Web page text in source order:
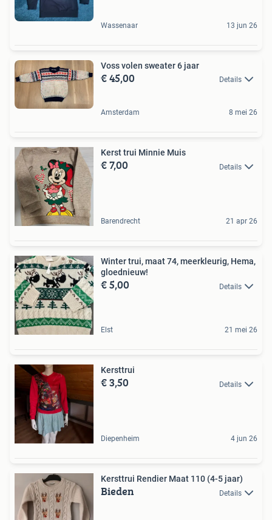
Wassenaar 13 jun 26
Voss volen sweater 6 jaar
€ 45,00 Details
Amsterdam 8 mei 26
Kerst trui Minnie Muis
€ 7,00 Details
Barendrecht 21 apr 26
Winter trui, maat 74, meerkleurig, Hema,
gloednieuw!
€ 5,00 Details
Elst 21 mei 26
Kersttrui
€ 3,50 Details
Diepenheim 4 jun 26
Kersttrui Rendier Maat 110 (4-5 jaar)
Bieden Details